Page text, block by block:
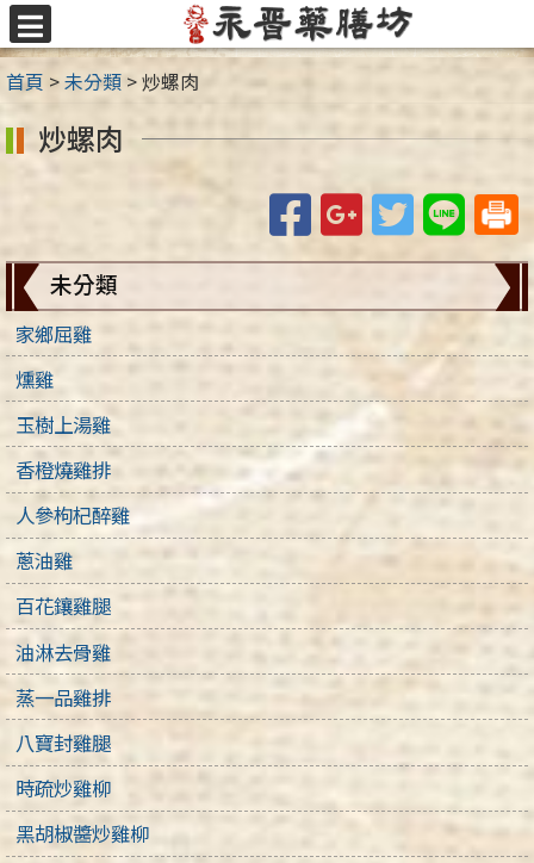
跳
至
主
要
內
容
首頁 >未分類 >炒螺肉
未分類
家鄉屈雞
燻雞
玉樹上湯雞
香橙燒雞排
人參枸杞醉雞
蔥油雞
百花鑲雞腿
油淋去骨雞
蒸一品雞排
八寶封雞腿
時疏炒雞柳
黑胡椒醬炒雞柳
炒螺肉
FacebookGoogle+TwitterLine
選
單